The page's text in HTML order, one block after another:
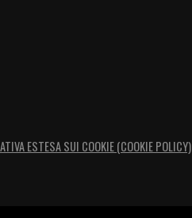
ESTESA SUI COOKIE (COOKIE POLICY)